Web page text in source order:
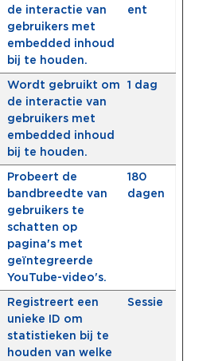
de interactie van
gebruikers met
embedded inhoud
bij te houden.
ent
Wordt gebruikt om
de interactie van
gebruikers met
embedded inhoud
bij te houden.
1 dag
Probeert de
bandbreedte van
gebruikers te
schatten op
pagina's met
geïntegreerde
YouTube-video's.
180
dagen
Registreert een
unieke ID om
statistieken bij te
houden van welke
Sessie